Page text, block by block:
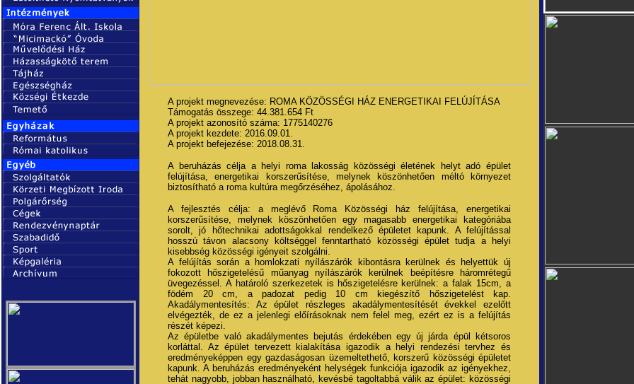
A projekt megnevezése: ROMA KÖZÖSSÉGI HÁZ ENERGETIKAI FELÚJÍTÁSA
Támogatás összege: 44.381.654 Ft
A projekt azonosító száma: 1775140276
A projekt kezdete: 2016.09.01.
A projekt befejezése: 2018.08.31.
A beruházás célja a helyi roma lakosság közösségi életének helyt adó épület
felújítása, energetikai korszerűsítése, melynek köszönhetően méltó környezet
biztosítható a roma kultúra megőrzéséhez, ápolásához.
A fejlesztés célja: a meglévő Roma Közösségi ház felújítása, energetikai
korszerűsítése, melynek köszönhetően egy magasabb energetikai kategóriába
sorolt, jó hőtechnikai adottságokkal rendelkező épületet kapunk. A felújítással
hosszú távon alacsony költséggel fenntartható közösségi épület tudja a helyi
kisebbség közösségi igényeit szolgálni.
A felújítás során a homlokzati nyílászárók kibontásra kerülnek és helyettük új
fokozott hőszigetelésű műanyag nyílászárók kerülnek beépítésre háromrétegű
üvegezéssel. A határoló szerkezetek is hőszigetelésre kerülnek: a falak 15cm, a
födém 20 cm, a padozat pedig 10 cm kiegészítő hőszigetelést kap.
Akadálymentesítés: Az épület részleges akadálymentesítését évekkel ezelőtt
elvégezték, de ez a jelenlegi előírásoknak nem felel meg, ezért ez is a felújítás
részét képezi.
Az épületbe való akadálymentes bejutás érdekében egy új járda épül kétsoros
korláttal. Az épület tervezett kialakítása igazodik a helyi rendezési tervhez és
eredményeképpen egy gazdaságosan üzemeltethető, korszerű közösségi épületet
kapunk. A beruházás eredményeként helységek funkciója igazodik az igényekhez,
tehát nagyobb, jobban használható, kevésbé tagoltabbá válik az épület: közösségi